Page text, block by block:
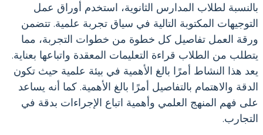
بالنسبة لطلاب المدارس الثانوية، استخدم أوراق عمل
التوجيهات المكتوبة التالية في سياق تجربة علمية. تتضمن
ورقة العمل تفاصيل كل خطوة من خطوات التجربة، مما
يتطلب من الطلاب قراءة التعليمات المعقدة واتباعها بعناية.
يعد هذا النشاط أمرًا بالغ الأهمية في بيئة علمية حيث تكون
الدقة والاهتمام بالتفاصيل أمرًا بالغ الأهمية. كما أنه يساعد
على فهم المنهج العلمي وأهمية اتباع الإجراءات بدقة في
التجارب.